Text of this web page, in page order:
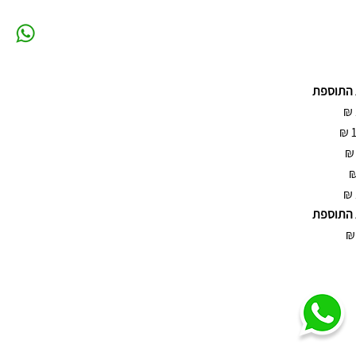
התוספת
₪
₪
₪
₪
התוספת
₪